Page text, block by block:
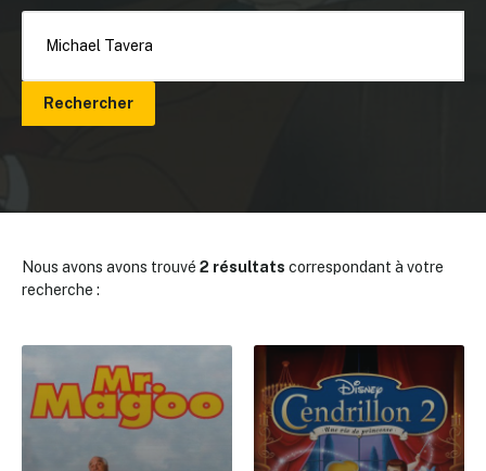
Rechercher
Nous avons avons trouvé 2 résultats correspondant à votre
recherche :